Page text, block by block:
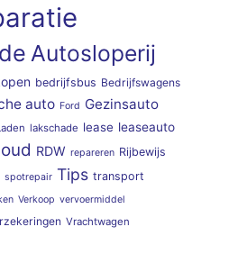
Autosloperij
bedrijfsbus Bedrijfswagens
auto Ford Gezinsauto
lakschade lease leaseauto
RDW repareren Rijbewijs
spotrepair Tips transport
Verkoop vervoermiddel
Vrachtwagen